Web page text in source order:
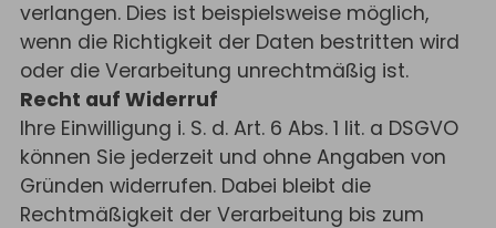
verlangen. Dies ist beispielsweise möglich,
wenn die Richtigkeit der Daten bestritten wird
oder die Verarbeitung unrechtmäßig ist.
Recht auf Widerruf
Ihre Einwilligung i. S. d. Art. 6 Abs. 1 lit. a DSGVO
können Sie jederzeit und ohne Angaben von
Gründen widerrufen. Dabei bleibt die
Rechtmäßigkeit der Verarbeitung bis zum